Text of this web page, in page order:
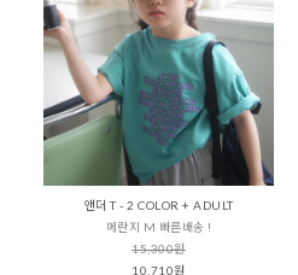
앤더 T - 2 COLOR + ADULT
메란지 M 빠른배송 !
15,300원
10,710원